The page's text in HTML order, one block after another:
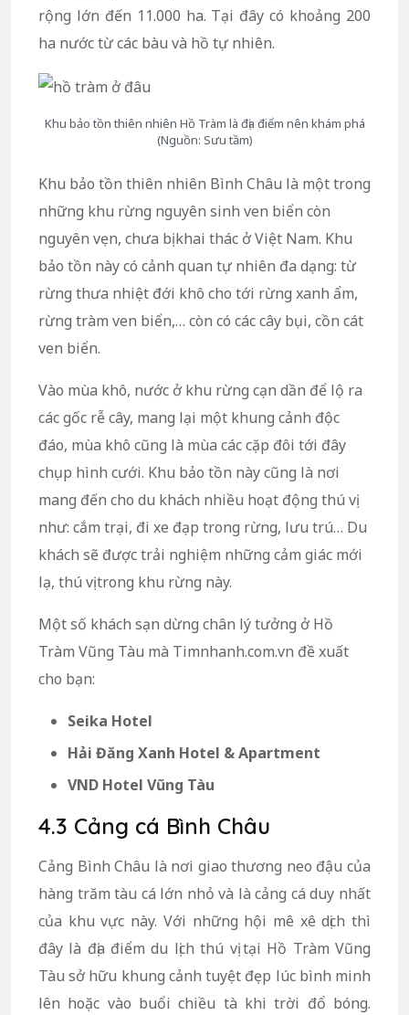
rộng lớn đến 11.000 ha. Tại đây có khoảng 200
ha nước từ các bàu và hồ tự nhiên.
Khu bảo tồn thiên nhiên Hồ Tràm là địa điểm nên khám phá
(Nguồn: Sưu tầm)
Khu bảo tồn thiên nhiên Bình Châu là một trong
những khu rừng nguyên sinh ven biển còn
nguyên vẹn, chưa bị khai thác ở Việt Nam. Khu
bảo tồn này có cảnh quan tự nhiên đa dạng: từ
rừng thưa nhiệt đới khô cho tới rừng xanh ẩm,
rừng tràm ven biển,… còn có các cây bụi, cồn cát
ven biển.
Vào mùa khô, nước ở khu rừng cạn dần để lộ ra
các gốc rễ cây, mang lại một khung cảnh độc
đáo, mùa khô cũng là mùa các cặp đôi tới đây
chụp hình cưới. Khu bảo tồn này cũng là nơi
mang đến cho du khách nhiều hoạt động thú vị
như: cắm trại, đi xe đạp trong rừng, lưu trú… Du
khách sẽ được trải nghiệm những cảm giác mới
lạ, thú vị trong khu rừng này.
Một số khách sạn dừng chân lý tưởng ở Hồ
Tràm Vũng Tàu mà Timnhanh.com.vn đề xuất
cho bạn:
Seika Hotel
Hải Đăng Xanh Hotel & Apartment
VND Hotel Vũng Tàu
4.3 Cảng cá Bình Châu
Cảng Bình Châu là nơi giao thương neo đậu của
hàng trăm tàu cá lớn nhỏ và là cảng cá duy nhất
của khu vực này. Với những hội mê xê dịch thì
đây là địa điểm du lịch thú vị tại Hồ Tràm Vũng
Tàu sở hữu khung cảnh tuyệt đẹp lúc bình minh
lên hoặc vào buổi chiều tà khi trời đổ bóng.